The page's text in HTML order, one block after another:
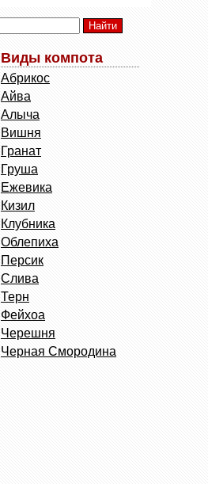
Виды компота
Абрикос
Айва
Алыча
Вишня
Гранат
Груша
Ежевика
Кизил
Клубника
Облепиха
Персик
Слива
Терн
Фейхоа
Черешня
Черная Смородина